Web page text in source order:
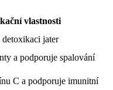
vlastnosti
jater
a podporuje spalování
C a ⁢podporuje imunitní